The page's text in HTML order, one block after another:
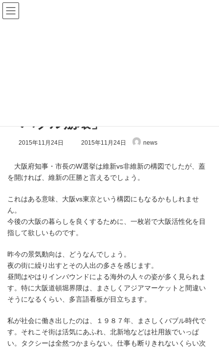
コ
ン
テ
ナ
ビ
ゲ
「バブル崩壊」
2015年11月24日
最
新
日
時
2015年11月24日 news
大阪府知事・市長のW選挙は維新vs非維新の構図でしたが、蓋
を開ければ、維新の圧勝と言えるでしょう。
これはある意味、大阪vs東京という構図にもなるかもしれませ
ん。
今後の大阪の暮らしを良くするために、一枚岩で大阪活性化を目
指して欲しいものです。
昨今の景気動向は、どうなんでしょう。
夜の街に繰り出すとその人出の多さを感じます。
昼間はやはりインバウンドによる海外の人々の姿が多く見られま
す。特に大阪道頓堀界隈は、まさしくアジアマーケットと間違い
そうになるくらい、多言語看板が目立ちます。
私が社会に働き出したのは、１９８７年、まさしくバブル時代で
す。それこそ街は活気にあふれ、北新地などは社用族でいっぱ
い。タクシーは全然つかまらない。仕事も断りきれないくらい次